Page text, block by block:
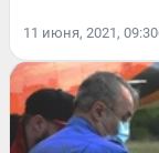
11 июня, 2021, 09:30